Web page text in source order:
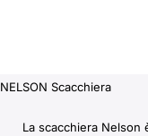
NELSON Scacchiera
La scacchiera Nelson